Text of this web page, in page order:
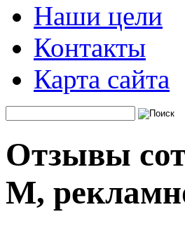
Наши цели
Контакты
Карта сайта
Отзывы
M,